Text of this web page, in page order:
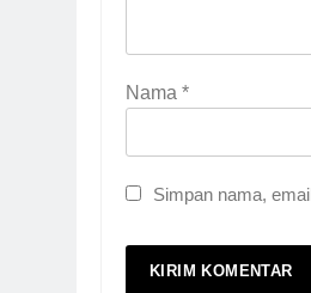
Nama *
Simpan nama,